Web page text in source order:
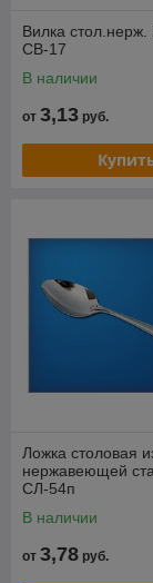
мация
bit1960@tut
+375 17
202-19-78
+375 17
202-19-75
+375 29
+375 29
857-90-09
Вилка
СВ-17
В наличии
от 3,13 руб.
Ложка столовая
нержавеющей
СЛ-54п
В наличии
от 3,78 руб.